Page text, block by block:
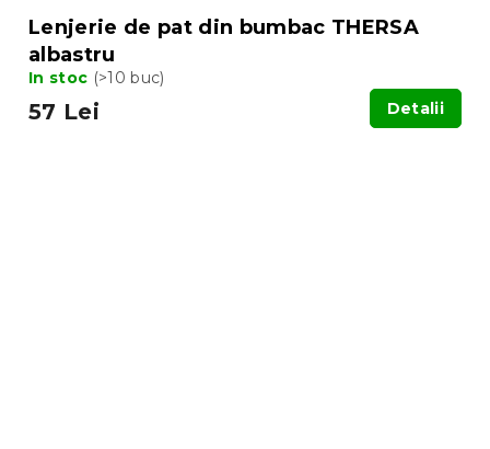
Lenjerie de pat din bumbac THERSA
albastru
In stoc (>10 buc)
57 Lei Detalii